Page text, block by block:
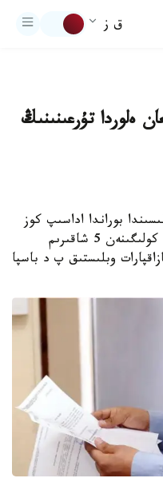
ق ز
ەلوردا تۇرعىنىنىڭ
بوراندا اداسىپ كوز
جۇمعان ەلوردا تۇرعىنىنىڭ مۇردەسى كولىگىنەن 5 شاقىرىم
وبلىستىق پ د باسپا